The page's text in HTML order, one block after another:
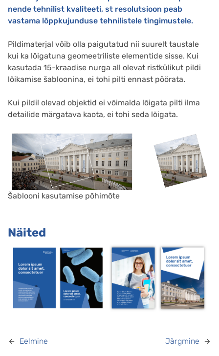
nende tehnilist kvaliteeti, st resolutsioon peab
vastama lõppkujunduse tehnilistele tingimustele.
Pildimaterjal võib olla paigutatud nii suurelt taustale
kui ka lõigatuna geomeetriliste elementide sisse. Kui
kasutada 15-kraadise nurga all olevat ristkülikut pildi
lõikamise šabloonina, ei tohi pilti ennast pöörata.
Kui pildil olevad objektid ei võimalda lõigata pilti ilma
detailide märgatava kaota, ei tohi seda lõigata.
Šablooni kasutamise põhimõte
Näited
Eelmine Järgmine